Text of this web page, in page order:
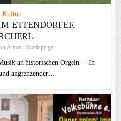
Kultur
ETTENDORFER
Anton Hötzelsperger
an historischen Orgeln – In
angrenzenden...